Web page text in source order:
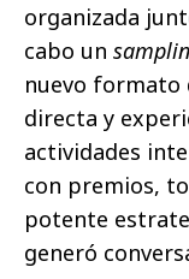
organizada
cabo un
nuevo formato
directa y
actividades
con premios,
potente
generó